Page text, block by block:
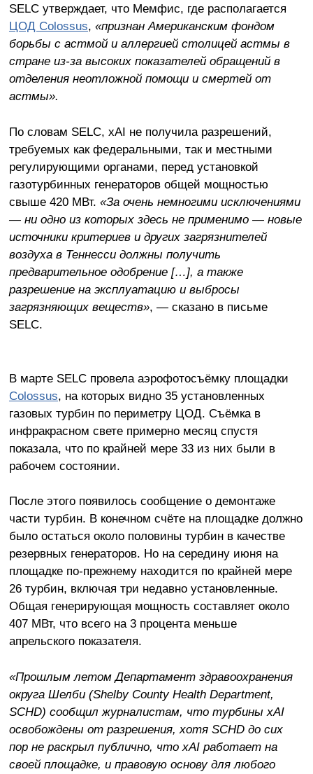
SELC утверждает, что Мемфис, где располагается
ЦОД Colossus, «признан Американским фондом
борьбы с астмой и аллергией столицей астмы в
стране из-за высоких показателей обращений в
отделения неотложной помощи и смертей от
астмы».
По словам SELC, xAI не получила разрешений,
требуемых как федеральными, так и местными
регулирующими органами, перед установкой
газотурбинных генераторов общей мощностью
свыше 420 МВт. «За очень немногими исключениями
— ни одно из которых здесь не применимо — новые
источники критериев и других загрязнителей
воздуха в Теннесси должны получить
предварительное одобрение […], а также
разрешение на эксплуатацию и выбросы
загрязняющих веществ», — сказано в письме
SELC.
В марте SELC провела аэрофотосъёмку площадки
Colossus, на которых видно 35 установленных
газовых турбин по периметру ЦОД. Съёмка в
инфракрасном свете примерно месяц спустя
показала, что по крайней мере 33 из них были в
рабочем состоянии.
После этого появилось сообщение о демонтаже
части турбин. В конечном счёте на площадке должно
было остаться около половины турбин в качестве
резервных генераторов. Но на середину июня на
площадке по-прежнему находится по крайней мере
26 турбин, включая три недавно установленные.
Общая генерирующая мощность составляет около
407 МВт, что всего на 3 процента меньше
апрельского показателя.
«Прошлым летом Департамент здравоохранения
округа Шелби (Shelby County Health Department,
SCHD) сообщил журналистам, что турбины xAI
освобождены от разрешения, хотя SCHD до сих
пор не раскрыл публично, что xAI работает на
своей площадке, и правовую основу для любого